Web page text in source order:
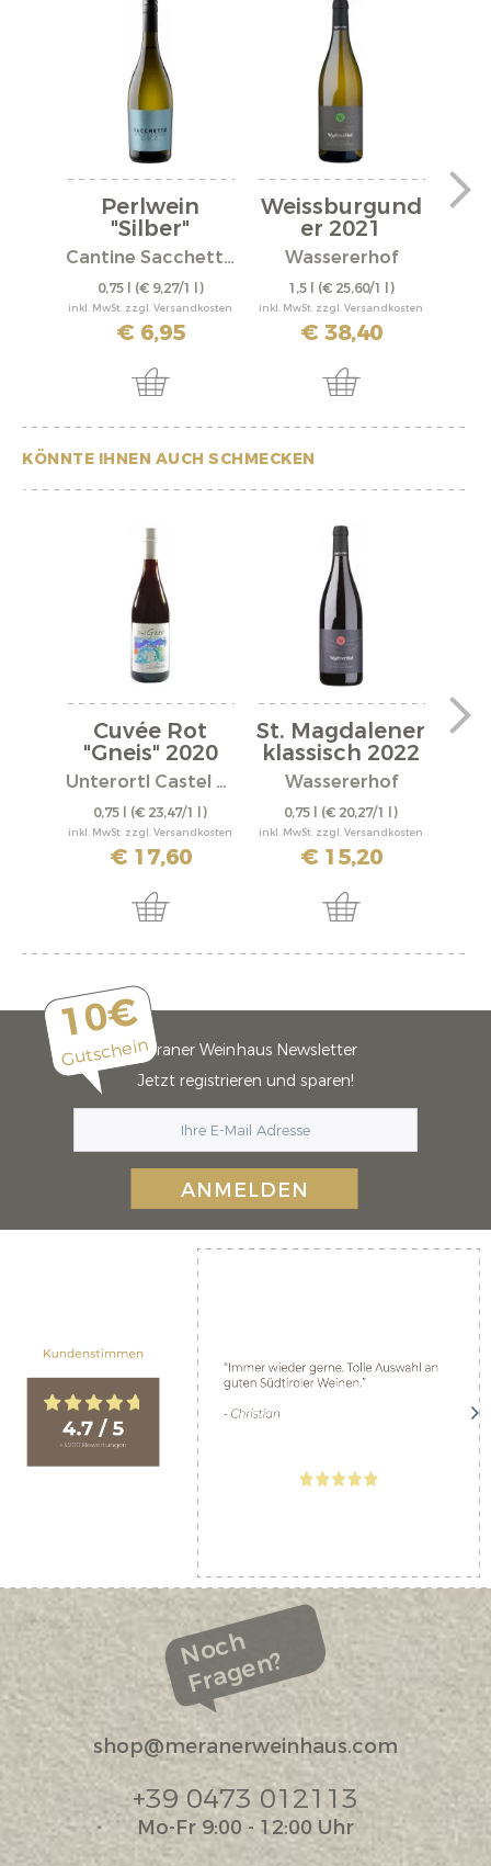
Perlwein
"Silber"
Cantine Sacchetto S.r.l.
0,75 l (€ 9,27/1 l)
inkl. MwSt. zzgl. Versandkosten
€ 6,95
Weissburgund
er 2021
Wassererhof
1,5 l (€ 25,60/1 l)
inkl. MwSt. zzgl. Versandkosten
€ 38,40
KÖNNTE IHNEN AUCH SCHMECKEN
Cuvée Rot
"Gneis" 2020
Unterortl Castel Juval
0,75 l (€ 23,47/1 l)
inkl. MwSt. zzgl. Versandkosten
€ 17,60
St. Magdalener
klassisch 2022
Wassererhof
0,75 l (€ 20,27/1 l)
inkl. MwSt. zzgl. Versandkosten
€ 15,20
10€
GutscheinMeraner Weinhaus Newsletter
Jetzt registrieren und sparen!
ANMELDEN
Noch
Fragen?
shop@meranerweinhaus.com
+39 0473 012113
Mo-Fr 9:00 - 12:00 Uhr